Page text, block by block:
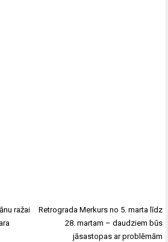
ražai
Retrograda Merkurs no 5. marta līdz
28. martam – daudziem būs
jāsastopas ar problēmām